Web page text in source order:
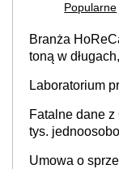
Popularne
Branża
toną w
Laboratorium
Fatalne dane
tys.
Umowa o